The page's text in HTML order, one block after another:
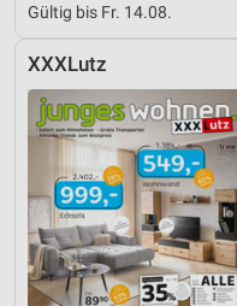
Gültig bis Fr. 14.08.
XXXLutz
Notwendig
Performance
Funktional
Werbung